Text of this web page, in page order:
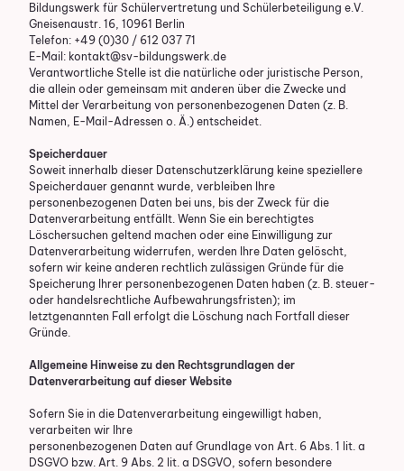
Bildungswerk für Schülervertretung und Schülerbeteiligung e.V.
Gneisenaustr. 16, 10961 Berlin
Telefon: +49 (0)30 / 612 037 71
E-Mail: kontakt@sv-bildungswerk.de
Verantwortliche Stelle ist die natürliche oder juristische Person,
die allein oder gemeinsam mit anderen über die Zwecke und
Mittel der Verarbeitung von personenbezogenen Daten (z. B.
Namen, E-Mail-Adressen o. Ä.) entscheidet.
Speicherdauer
Soweit innerhalb dieser Datenschutzerklärung keine speziellere
Speicherdauer genannt wurde, verbleiben Ihre
personenbezogenen Daten bei uns, bis der Zweck für die
Datenverarbeitung entfällt. Wenn Sie ein berechtigtes
Löschersuchen geltend machen oder eine Einwilligung zur
Datenverarbeitung widerrufen, werden Ihre Daten gelöscht,
sofern wir keine anderen rechtlich zulässigen Gründe für die
Speicherung Ihrer personenbezogenen Daten haben (z. B. steuer-
oder handelsrechtliche Aufbewahrungsfristen); im
letztgenannten Fall erfolgt die Löschung nach Fortfall dieser
Gründe.
Allgemeine Hinweise zu den Rechtsgrundlagen der
Datenverarbeitung auf dieser Website
Sofern Sie in die Datenverarbeitung eingewilligt haben,
verarbeiten wir Ihre
personenbezogenen Daten auf Grundlage von Art. 6 Abs. 1 lit. a
DSGVO bzw. Art. 9 Abs. 2 lit. a DSGVO, sofern besondere